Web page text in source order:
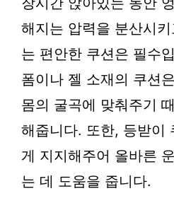
해지는 압력을 분산시
는 편안한 쿠션은 필수
폼이나 젤 소재의 쿠션
몸의 굴곡에 맞춰주기
해줍니다. 또한, 등받이
게 지지해주어 올바른
는 데 도움을 줍니다.